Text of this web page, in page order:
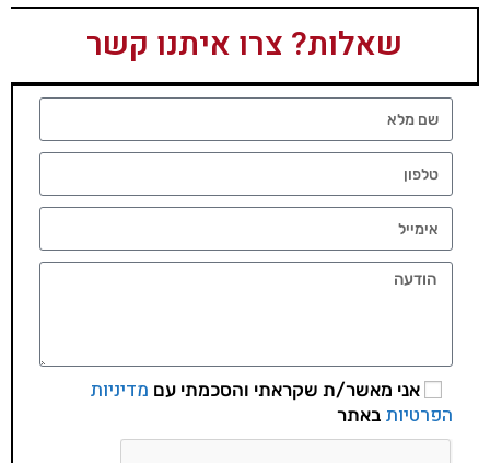
שאלות? צרו איתנו קשר
אני מאשר/ת שקראתי והסכמתי עם מדיניות
הפרטיות באתר